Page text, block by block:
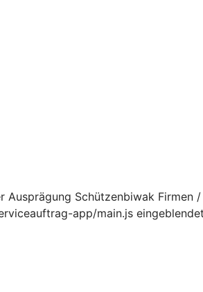
Schützenbiwak Firmen
app/main.js